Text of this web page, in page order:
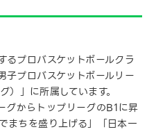
るプロバスケットボールクラ
子プロバスケットボールリー
」に所属しています。
からトップリーグのB1に昇
まちを盛り上げる」「日本一